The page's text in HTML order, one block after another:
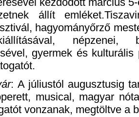
állít
hagyományőrző
népzenei,
gyermek és
: A júliustól augusztusig
musical, magyar
vonzanak, megtöltve a